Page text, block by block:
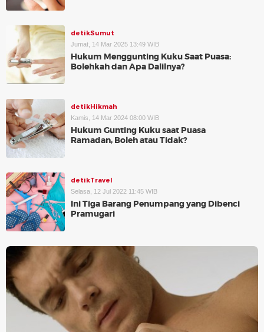
detikSumut
Jumat, 14 Mar 2025 13:49 WIB
Hukum Menggunting Kuku Saat Puasa:
Bolehkah dan Apa Dalilnya?
detikHikmah
Kamis, 14 Mar 2024 08:00 WIB
Hukum Gunting Kuku saat Puasa
Ramadan, Boleh atau Tidak?
detikTravel
Selasa, 12 Jul 2022 11:45 WIB
Ini Tiga Barang Penumpang yang Dibenci
Pramugari